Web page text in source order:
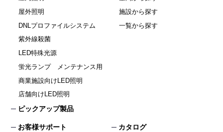
屋外照明
DNLプロファイルシステム
紫外線殺菌
LED特殊光源
蛍光ランプ メンテナンス用
商業施設向けLED照明
店舗向けLED照明
ピックアップ製品
施設から探す
一覧から探す
お客様サポート
カタログ